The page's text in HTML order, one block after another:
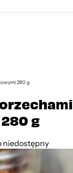
280 g
g
niedostępny